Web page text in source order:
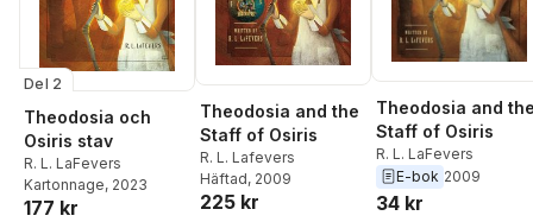
Del 2
Theodosia och
Osiris stav
R. L. LaFevers
Kartonnage, 2023
177 kr
Theodosia and the
Staff of Osiris
R. L. Lafevers
Häftad, 2009
225 kr
Theodosia and
Staff of Osiris
R. L. LaFevers
E-bok 2009
34 kr